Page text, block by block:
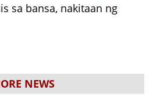
sa bansa, nakitaan ng
NEWS